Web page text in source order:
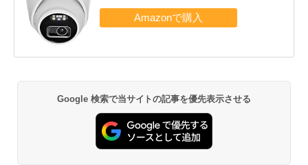
Google 検索で当サイトの記事を優先表示させる